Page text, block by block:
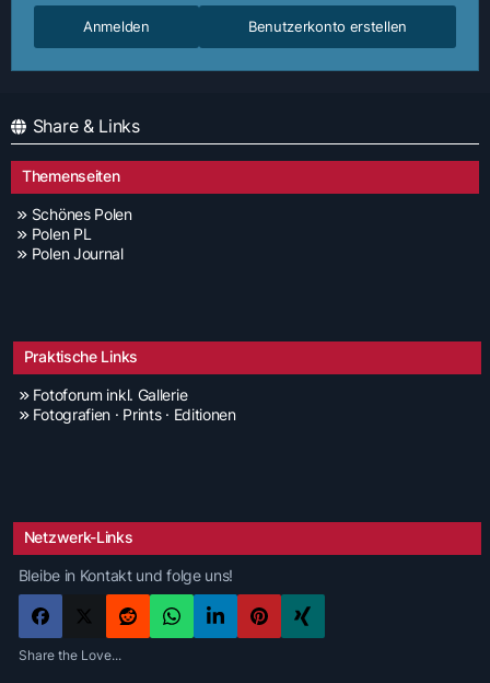
Benutzerkonto erstellen
Anmelden
Share & Links
Themenseiten
Schönes Polen
Polen PL
Polen Journal
Praktische Links
Fotoforum inkl. Gallerie
Fotografien · Prints · Editionen
Netzwerk-Links
Bleibe in Kontakt und folge uns!
Share the Love...